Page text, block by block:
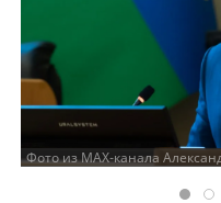
Фото из МАХ-канала